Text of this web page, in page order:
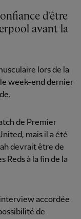
d'être
avant la
lors de la
week-end dernier
de Premier
mais il a été
devrait être de
Reds à la fin de la
accordée
de